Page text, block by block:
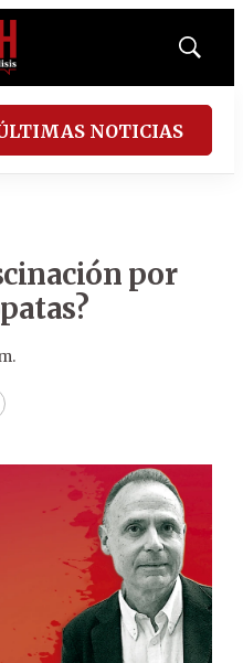
Mostrar
NOTICIAS
por